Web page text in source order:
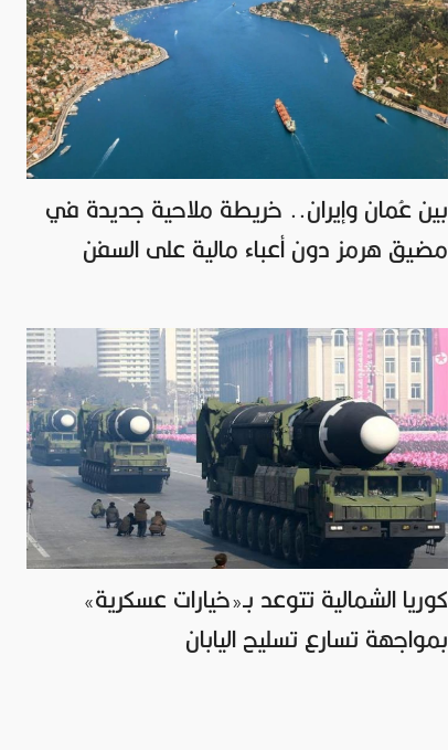
بين عُمان وإيران.. خريطة ملاحية جديدة في
مضيق هرمز دون أعباء مالية على السفن
كوريا الشمالية تتوعد بـ«خيارات عسكرية»
بمواجهة تسارع تسليح اليابان